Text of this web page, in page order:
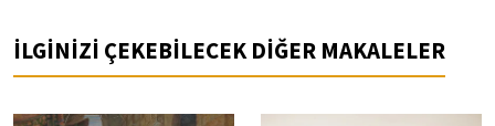
İLGİNİZİ ÇEKEBİLECEK DİĞER MAKALELER